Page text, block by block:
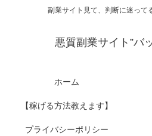
副業サイト見て、判断に迷って
悪質副業サイト”バ
ホーム
【稼げる方法教えます】
プライバシーポリシー